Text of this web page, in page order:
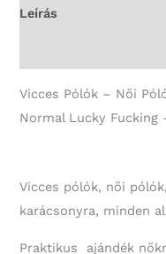
mennyiség
Leírás
Vicces Pólók – Női
Normal Lucky
Vicces pólók, női
karácsonyra, minden
Praktikus ajándék